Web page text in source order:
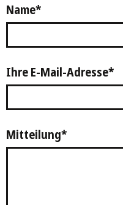
Name*
Ihre E-Mail-Adresse*
Mitteilung*